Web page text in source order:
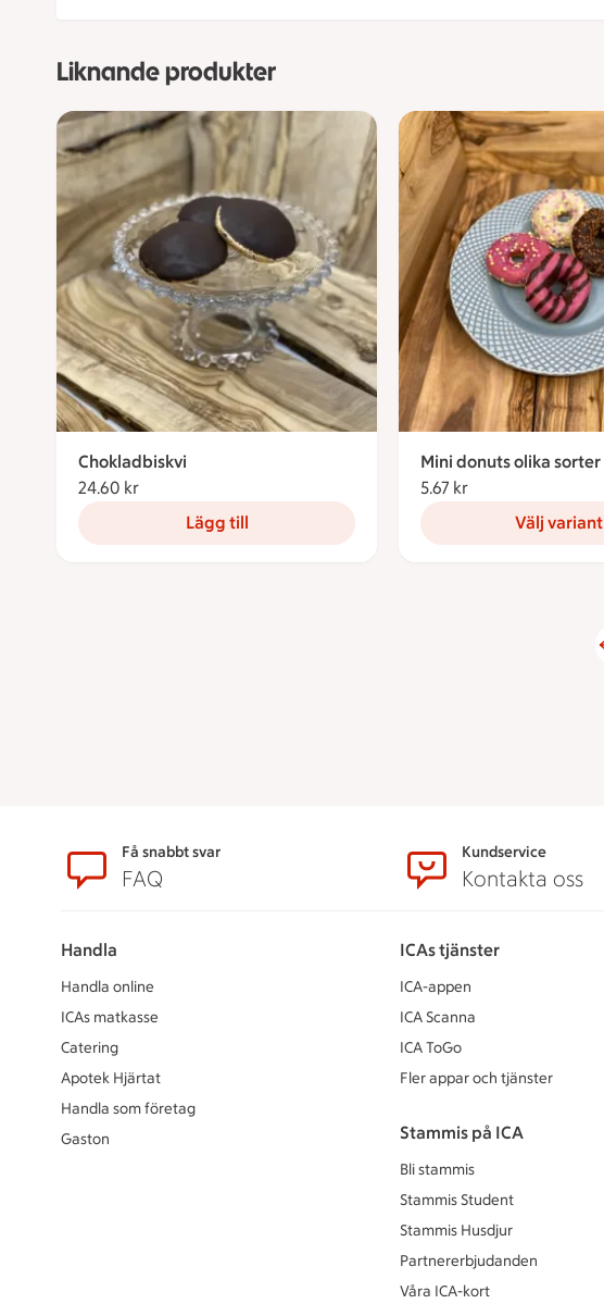
Liknande produkter
Chokladbiskvi
24.60 kr
Lägg till
Mini donuts olika sorter
5.67 kr
Välj variant
SidfotFå snabbt svar
FAQ
Kundservice
Kontakta oss
Handla
Handla online
ICAs matkasse
Catering
Apotek Hjärtat
Handla som företag
Gaston
ICAs tjänster
ICA-appen
ICA Scanna
ICA ToGo
Fler appar och tjänster
Stammis på ICA
Bli stammis
Stammis Student
Stammis Husdjur
Partnererbjudanden
Våra ICA-kort